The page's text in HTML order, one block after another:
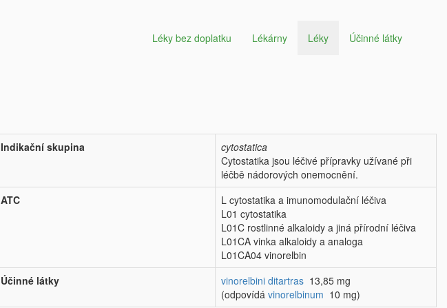
Léky bez doplatku Lékárny Léky Účinné látky
Indikační skupina
cytostatica
Cytostatika jsou léčivé přípravky užívané při
léčbě nádorových onemocnění.
ATC
L cytostatika a imunomodulační léčiva
L01 cytostatika
L01C rostlinné alkaloidy a jiná přírodní léčiva
L01CA vinka alkaloidy a analoga
L01CA04 vinorelbin
Účinné látky
vinorelbini ditartras 13,85 mg
(odpovídá vinorelbinum 10 mg)